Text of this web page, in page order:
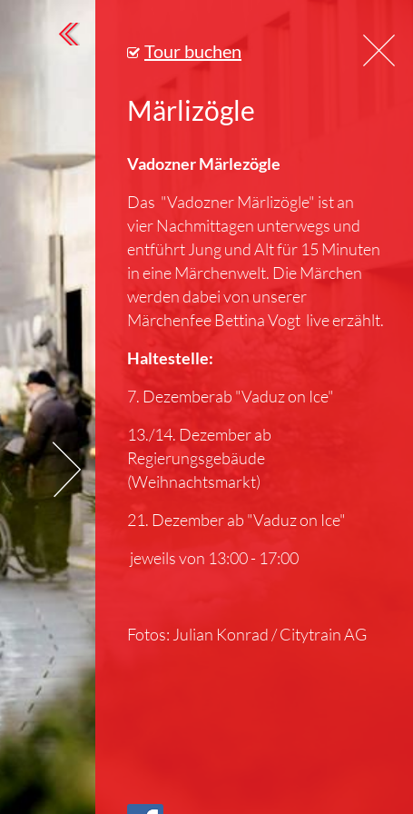
Tour buchen
Märlizögle
Vadozner Märlezögle
Das "Vadozner Märlizögle" ist an
vier Nachmittagen unterwegs und
entführt Jung und Alt für 15 Minuten
in eine Märchenwelt. Die Märchen
werden dabei von unserer
Märchenfee Bettina Vogt live erzählt.
Haltestelle:
7. Dezemberab "Vaduz on Ice"
13./14. Dezember ab
Regierungsgebäude
(Weihnachtsmarkt)
21. Dezember ab "Vaduz on Ice"
jeweils von 13:00 - 17:00
Fotos: Julian Konrad / Citytrain AG